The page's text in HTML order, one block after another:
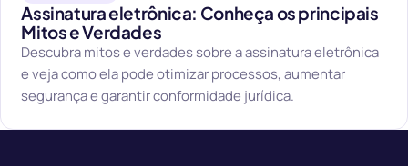
Assinatura eletrônica: Conheça os principais
Mitos e Verdades
Descubra mitos e verdades sobre a assinatura eletrônica
e veja como ela pode otimizar processos, aumentar
segurança e garantir conformidade jurídica.